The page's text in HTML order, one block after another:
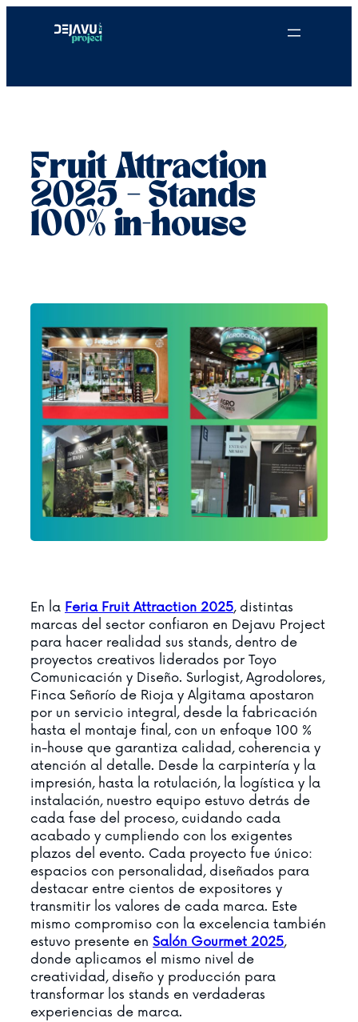
Fruit Attraction
2025 – Stands
100% in-house
En la Feria Fruit Attraction 2025, distintas
marcas del sector confiaron en Dejavu Project
para hacer realidad sus stands, dentro de
proyectos creativos liderados por Toyo
Comunicación y Diseño. Surlogist, Agrodolores,
Finca Señorío de Rioja y Algitama apostaron
por un servicio integral, desde la fabricación
hasta el montaje final, con un enfoque 100 %
in-house que garantiza calidad, coherencia y
atención al detalle. Desde la carpintería y la
impresión, hasta la rotulación, la logística y la
instalación, nuestro equipo estuvo detrás de
cada fase del proceso, cuidando cada
acabado y cumpliendo con los exigentes
plazos del evento. Cada proyecto fue único:
espacios con personalidad, diseñados para
destacar entre cientos de expositores y
transmitir los valores de cada marca. Este
mismo compromiso con la excelencia también
estuvo presente en Salón Gourmet 2025,
donde aplicamos el mismo nivel de
creatividad, diseño y producción para
transformar los stands en verdaderas
experiencias de marca.